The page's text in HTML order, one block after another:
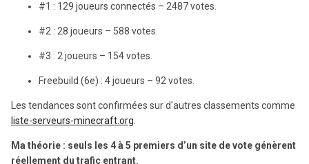
#1 : 129 joueurs connectés – 2487 votes.
#2 : 28 joueurs – 588 votes.
#3 : 2 joueurs – 154 votes.
Freebuild (6e) : 4 joueurs – 92 votes.
Les tendances sont confirmées sur d'autres classements comme
liste-serveurs-minecraft.org.
Ma théorie : seuls les 4 à 5 premiers d’un site de vote génèrent
réellement du trafic entrant.